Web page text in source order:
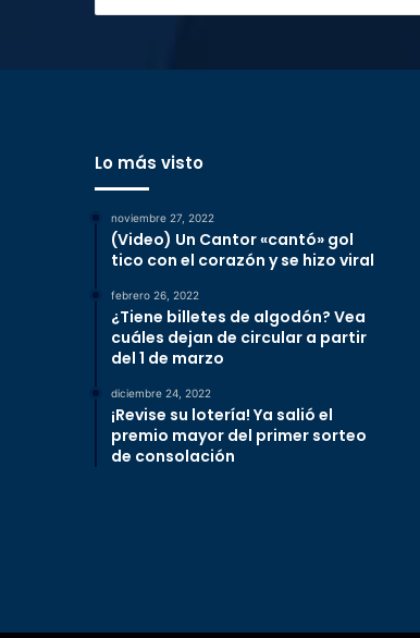
Lo más visto
noviembre 27, 2022
(Video) Un Cantor «cantó» gol
tico con el corazón y se hizo viral
febrero 26, 2022
¿Tiene billetes de algodón? Vea
cuáles dejan de circular a partir
del 1 de marzo
diciembre 24, 2022
¡Revise su lotería! Ya salió el
premio mayor del primer sorteo
de consolación